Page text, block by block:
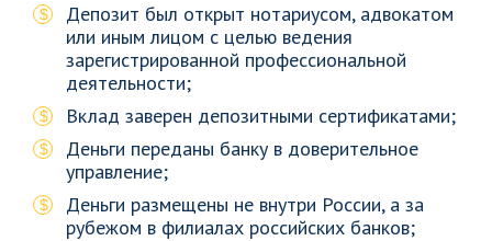
Депозит был открыт нотариусом, адвокатом
или иным лицом с целью ведения
зарегистрированной профессиональной
деятельности;
Вклад заверен депозитными сертификатами;
Деньги переданы банку в доверительное
управление;
Деньги размещены не внутри России, а за
рубежом в филиалах российских банков;